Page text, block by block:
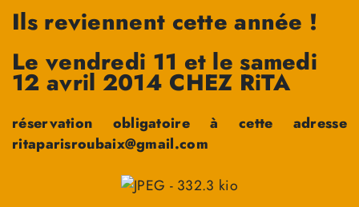
Ils reviennent cette année !
Le vendredi 11 et le samedi
12 avril 2014 CHEZ RiTA
réservation obligatoire à cette adresse
ritaparisroubaix@gmail.com